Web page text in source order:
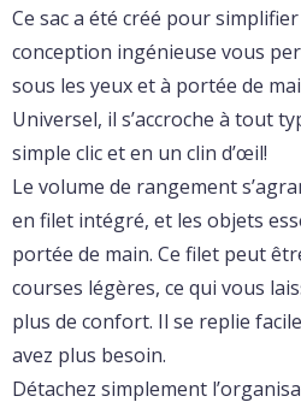
Ce sac a été créé pour
conception ingénieuse vous
sous les yeux et à portée de
Universel, il s’accroche à tout
simple clic et en un clin d’œil!
Le volume de rangement
en filet intégré, et les objets
portée de main. Ce filet peut
courses légères, ce qui vous
plus de confort. Il se replie
avez plus besoin.
Détachez simplement